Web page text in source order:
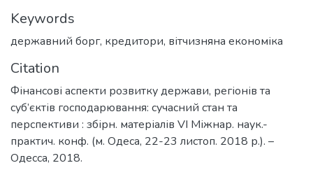
Keywords
державний борг, кредитори, вітчизняна економіка
Citation
Фінансові аспекти розвитку держави, регіонів та
суб’єктів господарювання: сучасний стан та
перспективи : збірн. матеріалів VI Міжнар. наук.-
практич. конф. (м. Одеса, 22-23 листоп. 2018 р.). –
Одесса, 2018.